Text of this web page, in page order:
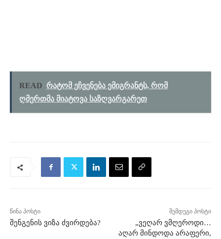
READ რატომ ეჩვენება ემიგრანტს, რომ
ღმერთმა მიატოვა საზღვარგარეთ
წინა პოსტი
შენგენის ვიზა ძვირდება?
შემდეგი პოსტი
„ვეღარ ვმღეროდი…
აღარ მინდოდა არაფერი,